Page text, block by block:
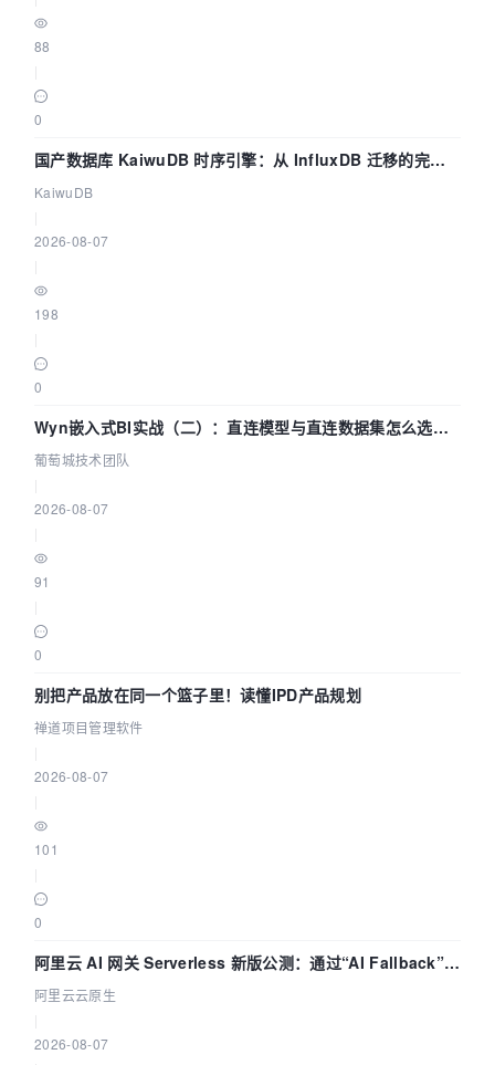
88
0
国产数据库 KaiwuDB 时序引擎：从 InfluxDB 迁移的完整
技术路径
KaiwuDB
2026-08-07
198
0
Wyn嵌入式BI实战（二）：直连模型与直连数据集怎么选，
参数为什么不生效？| 葡萄城技术团队
葡萄城技术团队
2026-08-07
91
0
别把产品放在同一个篮子里！读懂IPD产品规划
禅道项目管理软件
2026-08-07
101
0
阿里云 AI 网关 Serverless 新版公测：通过“AI Fallback”与
拓扑可视化构建 AI 流量治理底座
阿里云云原生
2026-08-07